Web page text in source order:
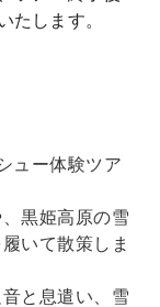
します。
ュー体験ツア
黒姫高原の雪
いて散策しま
と息遣い、雪